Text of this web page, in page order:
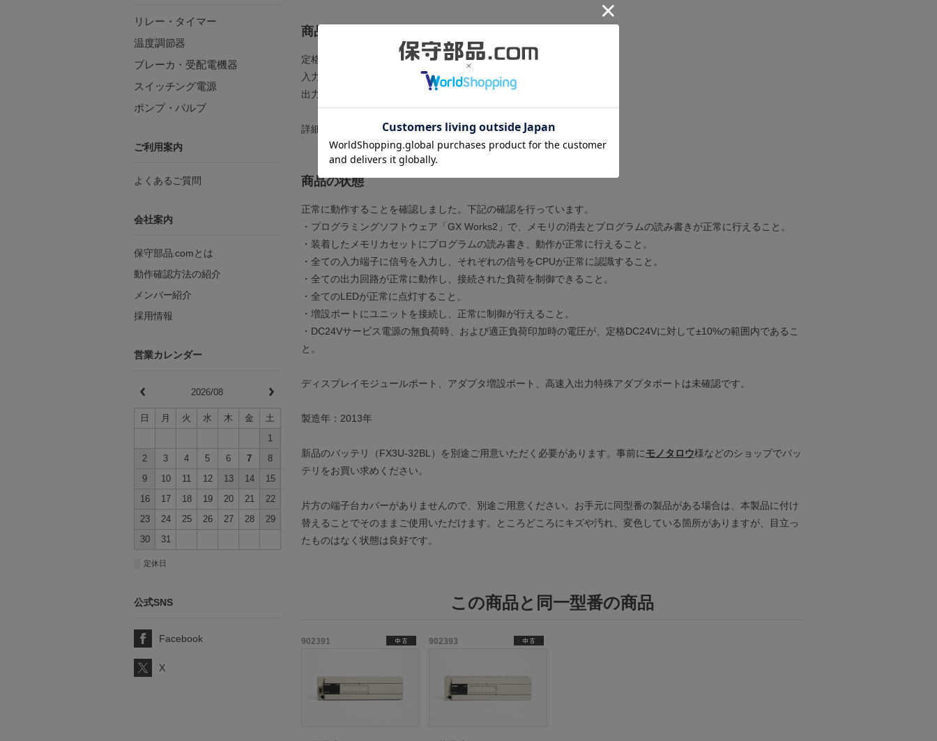
商品の概要と仕様
定格電圧：AC100～240V 50/60Hz
入力：64点 DC24V(シンク/ソース)
出力：64点 リレー出力
詳細は メーカーページをご覧ください。
商品の状態
正常に動作することを確認しました。下記の確認を行っています。
・プログラミングソフトウェア「GX Works2」で、メモリの消去とプログラムの読み書きが正常に行えること。
・装着したメモリカセットにプログラムの読み書き、動作が正常に行えること。
・全ての入力端子に信号を入力し、それぞれの信号をCPUが正常に認識すること。
・全ての出力回路が正常に動作し、接続された負荷を制御できること。
・全てのLEDが正常に点灯すること。
・増設ポートにユニットを接続し、正常に制御が行えること。
・DC24Vサービス電源の無負荷時、および適正負荷印加時の電圧が、定格DC24Vに対して±10%の範囲内であるこ
と。
ディスプレイモジュールポート、アダプタ増設ポート、高速入出力特殊アダプタポートは未確認です。
製造年：2013年
新品のバッテリ（FX3U-32BL）を別途ご用意いただく必要があります。事前にモノタロウ様などのショップでバッ
テリをお買い求めください。
片方の端子台カバーがありませんので、別途ご用意ください。お手元に同型番の製品がある場合は、本製品に付け
替えることでそのままご使用いただけます。ところどころにキズや汚れ、変色している箇所がありますが、目立っ
たものはなく状態は良好です。
この商品と同一型番の商品
902391 902393
リレー・タイマー
温度調節器
ブレーカ・受配電機器
スイッチング電源
ポンプ・バルブ
ご利用案内
よくあるご質問
会社案内
保守部品.comとは
動作確認方法の紹介
メンバー紹介
採用情報
営業カレンダー
2026/08
日 月 火 水 木 金
土
1
2
3 4 5 6 7
8
9
10 11 12 13 14
15
16
17 18 19 20 21
22
23
24 25 26 27 28
29
30
31
定休日
公式SNS
Facebook
X